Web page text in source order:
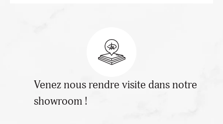
Venez nous rendre visite dans notre
showroom !